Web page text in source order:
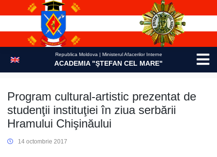
Republica Moldova | Ministerul Afacerilor Interne
ACADEMIA "ŞTEFAN CEL MARE"
Program cultural-artistic prezentat de
studenţii instituţiei în ziua serbării
Hramului Chişinăului
14 octombrie 2017